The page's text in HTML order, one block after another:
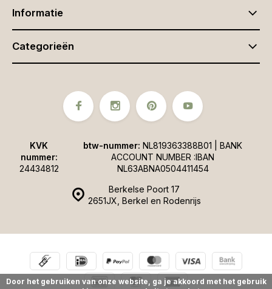
Informatie
Categorieën
Berkelse Poort 17
2651JX, Berkel en Rodenrijs
KVK
nummer:
24434812
btw-nummer: NL819363388B01 | BANK
ACCOUNT NUMBER :IBAN
NL63ABNA0504411454
Door het gebruiken van onze website, ga je akkoord met het gebruik